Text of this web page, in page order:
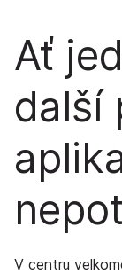
Ať
další
V centru